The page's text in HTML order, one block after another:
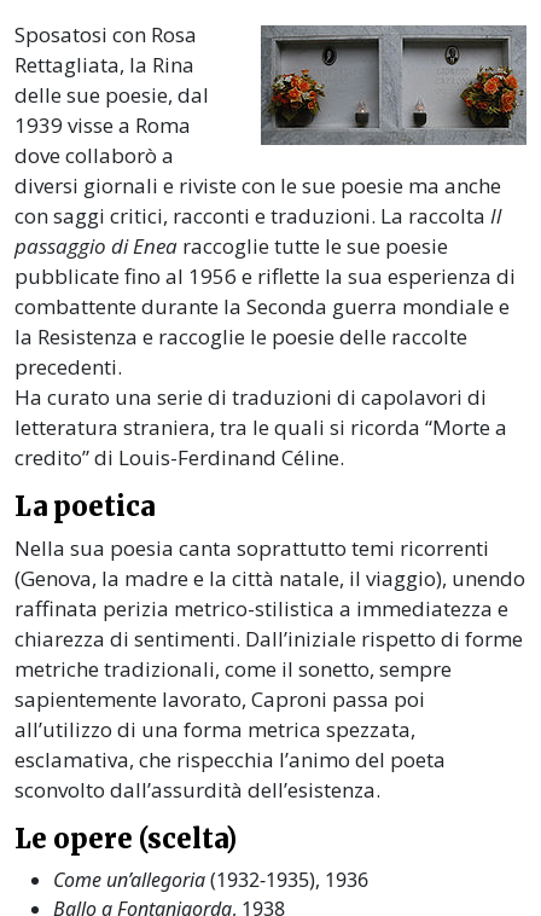
Sposatosi con Rosa
Rettagliata, la Rina
delle sue poesie, dal
1939 visse a Roma
dove collaborò a
diversi giornali e riviste con le sue poesie ma anche
con saggi critici, racconti e traduzioni. La raccolta Il
passaggio di Enea raccoglie tutte le sue poesie
pubblicate fino al 1956 e riflette la sua esperienza di
combattente durante la Seconda guerra mondiale e
la Resistenza e raccoglie le poesie delle raccolte
precedenti.
Ha curato una serie di traduzioni di capolavori di
letteratura straniera, tra le quali si ricorda “Morte a
credito” di Louis-Ferdinand Céline.
La poetica
Nella sua poesia canta soprattutto temi ricorrenti
(Genova, la madre e la città natale, il viaggio), unendo
raffinata perizia metrico-stilistica a immediatezza e
chiarezza di sentimenti. Dall’iniziale rispetto di forme
metriche tradizionali, come il sonetto, sempre
sapientemente lavorato, Caproni passa poi
all’utilizzo di una forma metrica spezzata,
esclamativa, che rispecchia l’animo del poeta
sconvolto dall’assurdità dell’esistenza.
Le opere (scelta)
Come un’allegoria(1932-1935), 1936
Ballo a Fontanigorda, 1938